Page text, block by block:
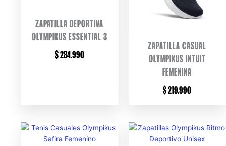
ZAPATILLA DEPORTIVA
OLYMPIKUS ESSENTIAL 3
$284.990
ZAPATILLA CASUAL
OLYMPIKUS INTUIT
FEMENINA
$219.990